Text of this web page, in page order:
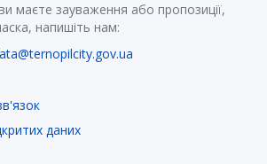
маєте зауваження або пропозиції,
напишіть нам:
даних